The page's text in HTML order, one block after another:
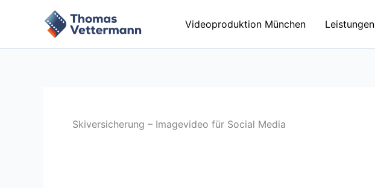
Videoproduktion München Leistungen
Skiversicherung – Imagevideo für Social Media